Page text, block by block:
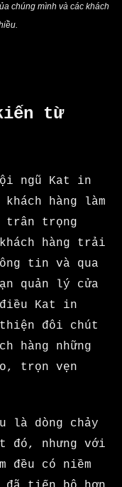
chúng mình và các khách
từ
ngũ Kat in
hàng làm
trân trọng
hàng trải
tin và qua
quản lý cửa
Kat in
thiện đôi chút
hàng những
trọn vẹn
là dòng chảy
đó, nhưng với
đều có niềm